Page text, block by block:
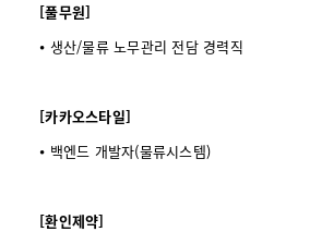
[풀무원]
⦁ 생산/물류 노무관리 전담 경력직
[카카오스타일]
⦁ 백엔드 개발자(물류시스템)
[환인제약]